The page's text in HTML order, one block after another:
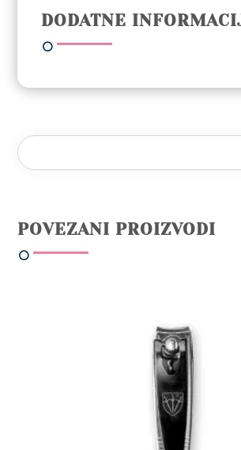
količina
DODATNE
POVEZANI PROIZVODI